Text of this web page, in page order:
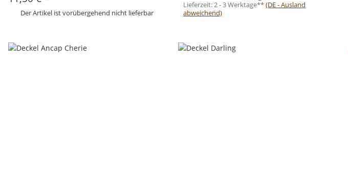
Der Artikel ist vorübergehend nicht lieferbar
Lieferzeit:2 - 3 Werktage**(DE - Ausland
abweichend)